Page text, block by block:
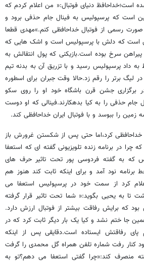
است؛خداحافظ دنیای فوتبال:« من اعلام کردم که
این است که پرسپولیس به فینال جام حذفی برود و
به صورت رسمی از فوتبال خداحافظی کنم.»مهدی قطعا
که دلش با پرسپولیس است و اشک هایی که
سرخ بوده است.بازیکنی که پول انتقالش به
به داد پرسپولیس رسید و با تزریق آن به بدنه تیم
لیگ برتر را رقم زد.حالا وقت جبران برای اسطوره
برگزاری جشن قرن باشگاه خود او را روی سکو
جام حذفی را به کیا بدهکارند.فینالی که او دوست
زمین را ببوسد و با فوتبال ایران خداحافظی کند.
کرد،اما حتی پس از شکستن غرورش باز
در برنامه زنده تلویزیونی گفته ای که استعفا
که به گفته فردوسی پور تحت تاثیر حرف های
برنامه نود آمد و برای اینکه ثابت کند هنوز هم
کرد از سمت خود در پرسپولیس استعفا می
تا به یحیی بگوید:« شما تحت تاثیر قرار گرفته
که برایش رفاقت بیشتر از فوتبال ارزش دارد.
جا ختم نشد و کیا یک بار دیگر ثابت کرد که در
رفاقتش ایستاده است.دقایقی پس از اینکه
کنار رفت شماره تلفن همراه گل محمدی را گرفت
منصرف کند:«چرا گفتی استعفا می دهم؟تو به